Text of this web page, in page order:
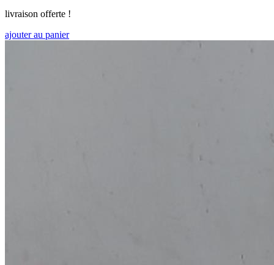
livraison offerte !
ajouter au panier